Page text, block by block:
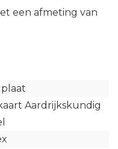
een afmeting van
Aardrijkskundig